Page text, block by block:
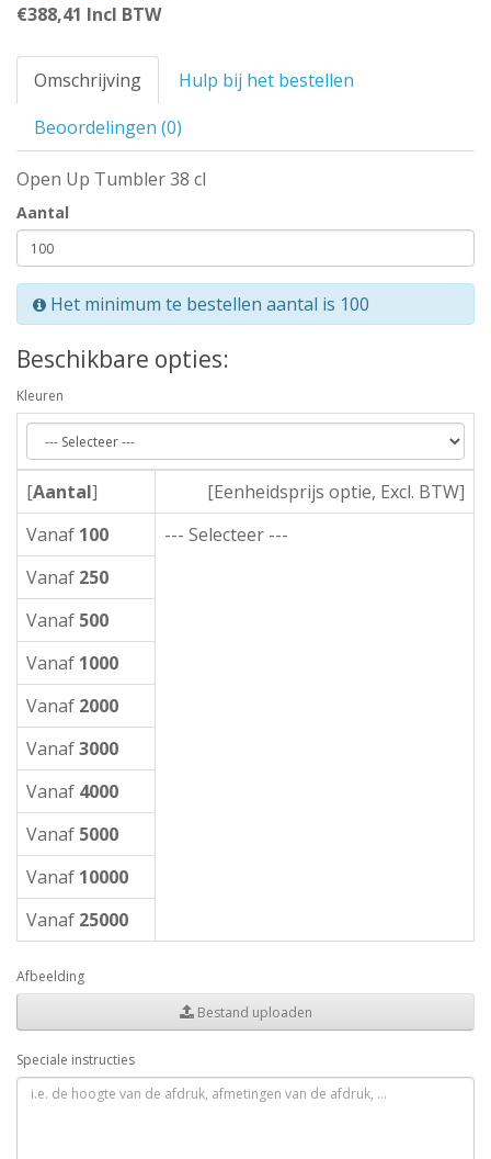
€388,41 Incl BTW
Omschrijving
Hulp bij het bestellen
Beoordelingen (0)
Open Up Tumbler 38 cl
Aantal
Het minimum te bestellen aantal is 100
Beschikbare opties:
Kleuren
[Aantal]
[Eenheidsprijs optie, Excl. BTW]
Vanaf 100
--- Selecteer ---
Vanaf 250
Vanaf 500
Vanaf 1000
Vanaf 2000
Vanaf3000
Vanaf 4000
Vanaf 5000
Vanaf 10000
Vanaf 25000
Afbeelding
Bestand uploaden
Speciale instructies